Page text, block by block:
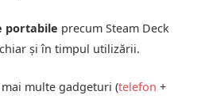
portabile precum Steam Deck
și în timpul utilizării.
multe gadgeturi (telefon +